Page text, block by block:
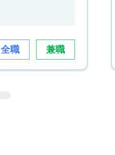
全職 兼職